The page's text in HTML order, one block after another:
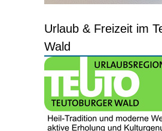
Urlaub & Freizeit im
Wald